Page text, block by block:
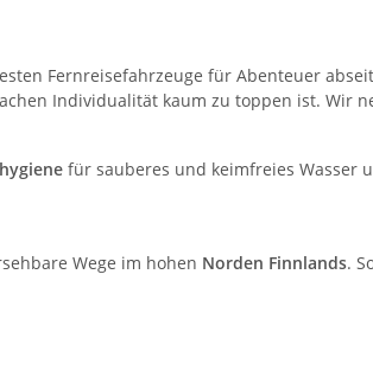
Fernreisefahrzeuge für Abenteuer
Individualität kaum zu toppen ist. Wir
für sauberes und keimfreies Wasser
Wege im hohen Norden Finnlands.